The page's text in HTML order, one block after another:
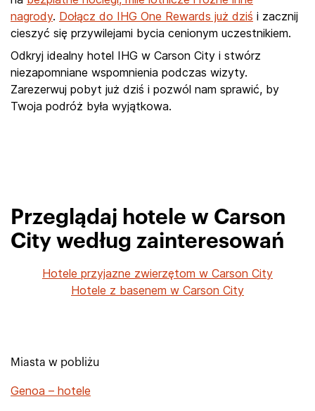
nagrody. Dołącz do IHG One Rewards już dziś i zacznij
cieszyć się przywilejami bycia cenionym uczestnikiem.
Odkryj idealny hotel IHG w Carson City i stwórz
niezapomniane wspomnienia podczas wizyty.
Zarezerwuj pobyt już dziś i pozwól nam sprawić, by
Twoja podróż była wyjątkowa.
Przeglądaj hotele w Carson
City według zainteresowań
Hotele przyjazne zwierzętom w Carson City
Hotele z basenem w Carson City
Miasta w pobliżu
Genoa – hotele